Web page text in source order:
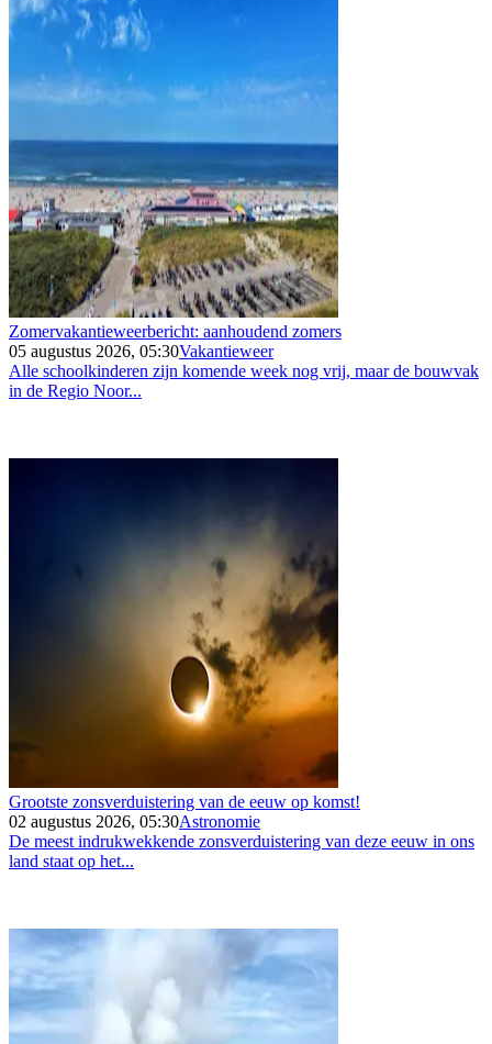
Zomervakantieweerbericht: aanhoudend zomers
05 augustus 2026, 05:30Vakantieweer
Alle schoolkinderen zijn komende week nog vrij, maar de bouwvak
in de Regio Noor...
Grootste zonsverduistering van de eeuw op komst!
02 augustus 2026, 05:30Astronomie
De meest indrukwekkende zonsverduistering van deze eeuw in ons
land staat op het...